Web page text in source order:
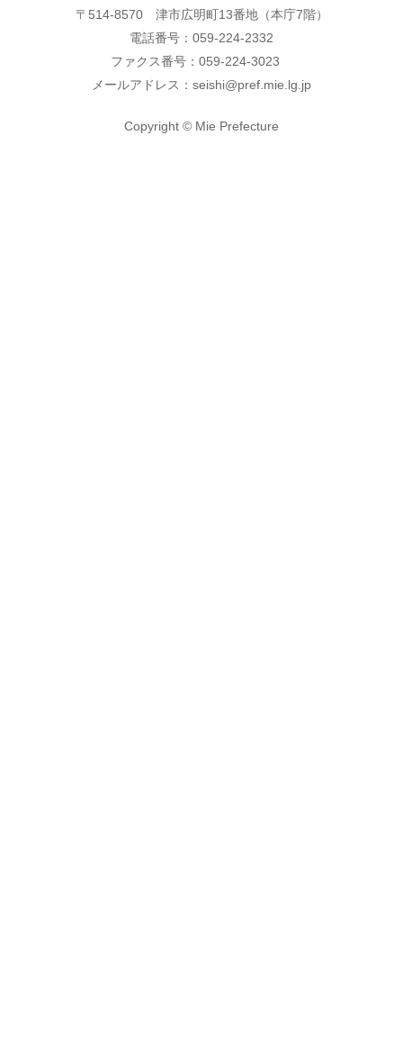
〒514-8570 津市広明町13番地（本庁7階）
電話番号：059-224-2332
ファクス番号：059-224-3023
メールアドレス：seishi@pref.mie.lg.jp
Copyright © Mie Prefecture